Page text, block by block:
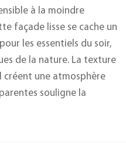
à la moindre
façade lisse se cache un
les essentiels du soir,
de la nature. La texture
créent une atmosphère
souligne la